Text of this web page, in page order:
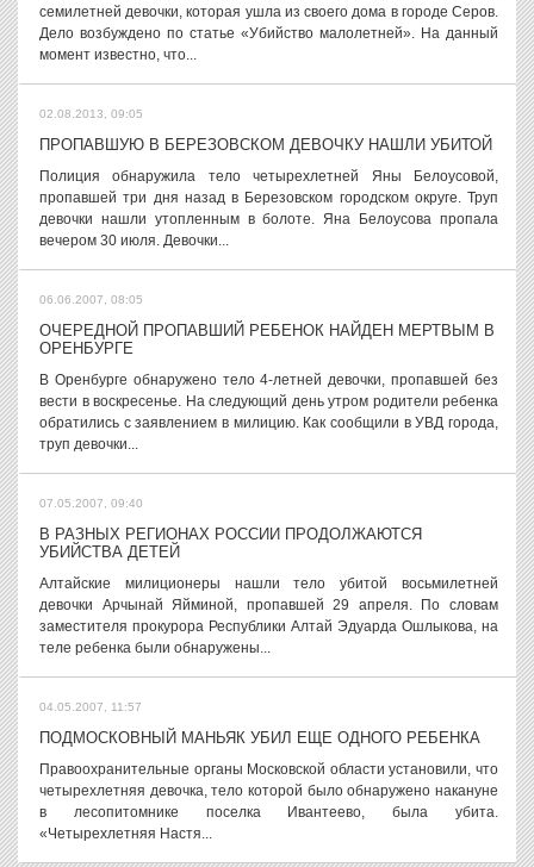
семилетней девочки, которая ушла из своего дома в городе Серов.
Дело возбуждено по статье «Убийство малолетней». На данный
момент известно, что...
02.08.2013, 09:05
ПРОПАВШУЮ В БЕРЕЗОВСКОМ ДЕВОЧКУ НАШЛИ УБИТОЙ
Полиция обнаружила тело четырехлетней Яны Белоусовой,
пропавшей три дня назад в Березовском городском округе. Труп
девочки нашли утопленным в болоте. Яна Белоусова пропала
вечером 30 июля. Девочки...
06.06.2007, 08:05
ОЧЕРЕДНОЙ ПРОПАВШИЙ РЕБЕНОК НАЙДЕН МЕРТВЫМ В
ОРЕНБУРГЕ
В Оренбурге обнаружено тело 4-летней девочки, пропавшей без
вести в воскресенье. На следующий день утром родители ребенка
обратились с заявлением в милицию. Как сообщили в УВД города,
труп девочки...
07.05.2007, 09:40
В РАЗНЫХ РЕГИОНАХ РОССИИ ПРОДОЛЖАЮТСЯ
УБИЙСТВА ДЕТЕЙ
Алтайские милиционеры нашли тело убитой восьмилетней
девочки Арчынай Яйминой, пропавшей 29 апреля. По словам
заместителя прокурора Республики Алтай Эдуарда Ошлыкова, на
теле ребенка были обнаружены...
04.05.2007, 11:57
ПОДМОСКОВНЫЙ МАНЬЯК УБИЛ ЕЩЕ ОДНОГО РЕБЕНКА
Правоохранительные органы Московской области установили, что
четырехлетняя девочка, тело которой было обнаружено накануне
в лесопитомнике поселка Ивантеево, была убита.
«Четырехлетняя Настя...